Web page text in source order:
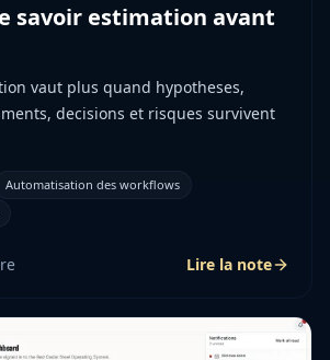
savoir estimation avant
vaut plus quand hypotheses,
decisions et risques survivent
Automatisation des workflows
Lire la note